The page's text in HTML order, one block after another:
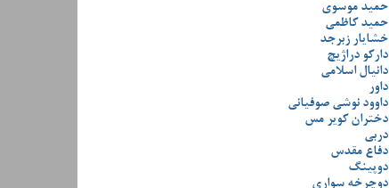
حمید موسوی
حمید کاظمی
خشایار زبرجد
دارکو دراژیچ
دانیال اسلامی
داور
داوود نوشی صوفیانی
دختران کویر مس
دربی
دفاع مقدس
دوپینگ
دوچرخه سواری